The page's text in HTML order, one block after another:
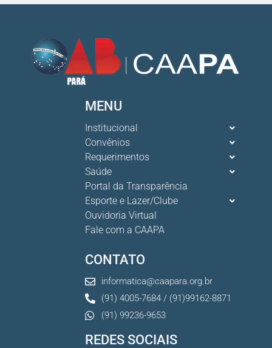
MENU
Institucional
Convênios
Requerimentos
Saúde
Portal da Transparência
Esporte e Lazer/Clube
Ouvidoria Virtual
Fale com a CAAPA
CONTATO
informatica@caapara.org.br
(91) 4005-7684 / (91)99162-8871
(91) 99236-9653
REDES SOCIAIS